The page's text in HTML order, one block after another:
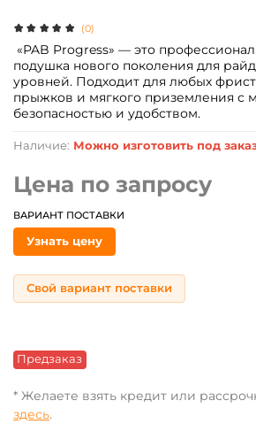
(0)
Наличие: Можно изготовить под
Предзаказ
Цена по запросу
ВАРИАНТ ПОСТАВКИ
Узнать цену
Свой вариант поставки
«PAB Progress» — это
подушка нового поколения для
уровней. Подходит для любых
прыжков и мягкого приземления с
безопасностью и удобством.
* Желаете взять кредит или
здесь.